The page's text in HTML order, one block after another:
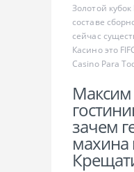
Золотой
составе
сейчас
Касино это
Casino Para
зачем
махина